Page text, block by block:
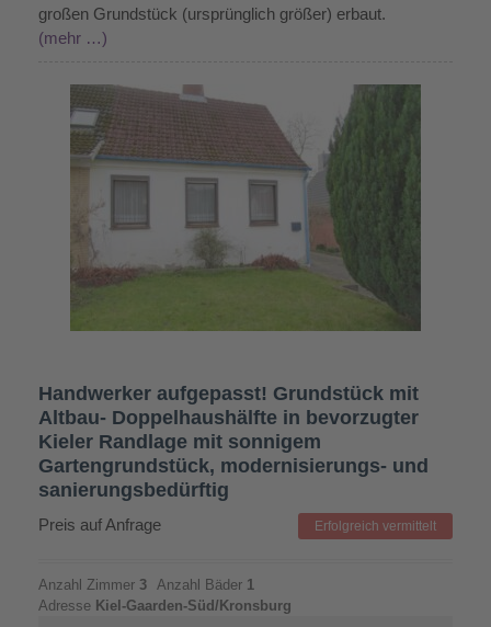
großen Grundstück (ursprünglich größer) erbaut.
(mehr …)
Handwerker aufgepasst! Grundstück mit
Altbau- Doppelhaushälfte in bevorzugter
Kieler Randlage mit sonnigem
Gartengrundstück, modernisierungs- und
sanierungsbedürftig
Preis auf Anfrage Erfolgreich vermittelt
Anzahl Zimmer 3 Anzahl Bäder 1
Adresse Kiel-Gaarden-Süd/Kronsburg